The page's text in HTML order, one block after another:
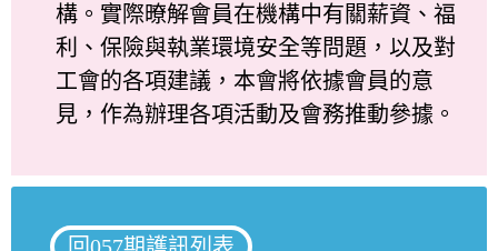
構。實際暸解會員在機構中有關薪資、福
利、保險與執業環境安全等問題，以及對
工會的各項建議，本會將依據會員的意
見，作為辦理各項活動及會務推動參據。